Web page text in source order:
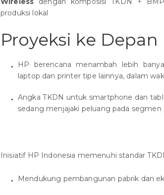
produksi lokal
Proyeksi ke Depan
HP berencana menambah lebih
laptop dan printer tipe lainnya, dalam
Angka TKDN untuk smartphone dan
sedang menjajaki peluang pada
Inisiatif HP Indonesia memenuhi standar
Mendukung pembangunan pabrik dan